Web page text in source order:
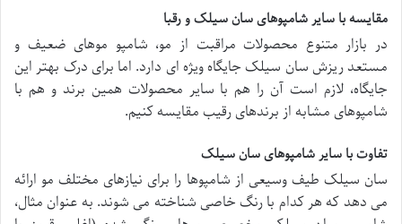
مقایسه با سایر شامپوهای سان سیلک و رقبا
در بازار متنوع محصولات مراقبت از مو، شامپو موهای ضعیف و
مستعد ریزش سان سیلک جایگاه ویژه ای دارد. اما برای درک بهتر این
جایگاه، لازم است آن را هم با سایر محصولات همین برند و هم با
شامپوهای مشابه از برندهای رقیب مقایسه کنیم.
تفاوت با سایر شامپوهای سان سیلک
سان سیلک طیف وسیعی از شامپوها را برای نیازهای مختلف مو ارائه
می دهد که هر کدام با رنگ خاصی شناخته می شوند. به عنوان مثال،